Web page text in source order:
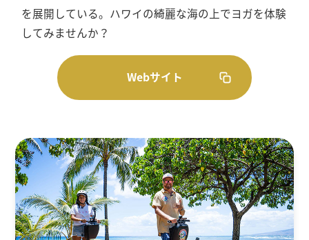
を展開している。ハワイの綺麗な海の上でヨガを体験
してみませんか？
Webサイト